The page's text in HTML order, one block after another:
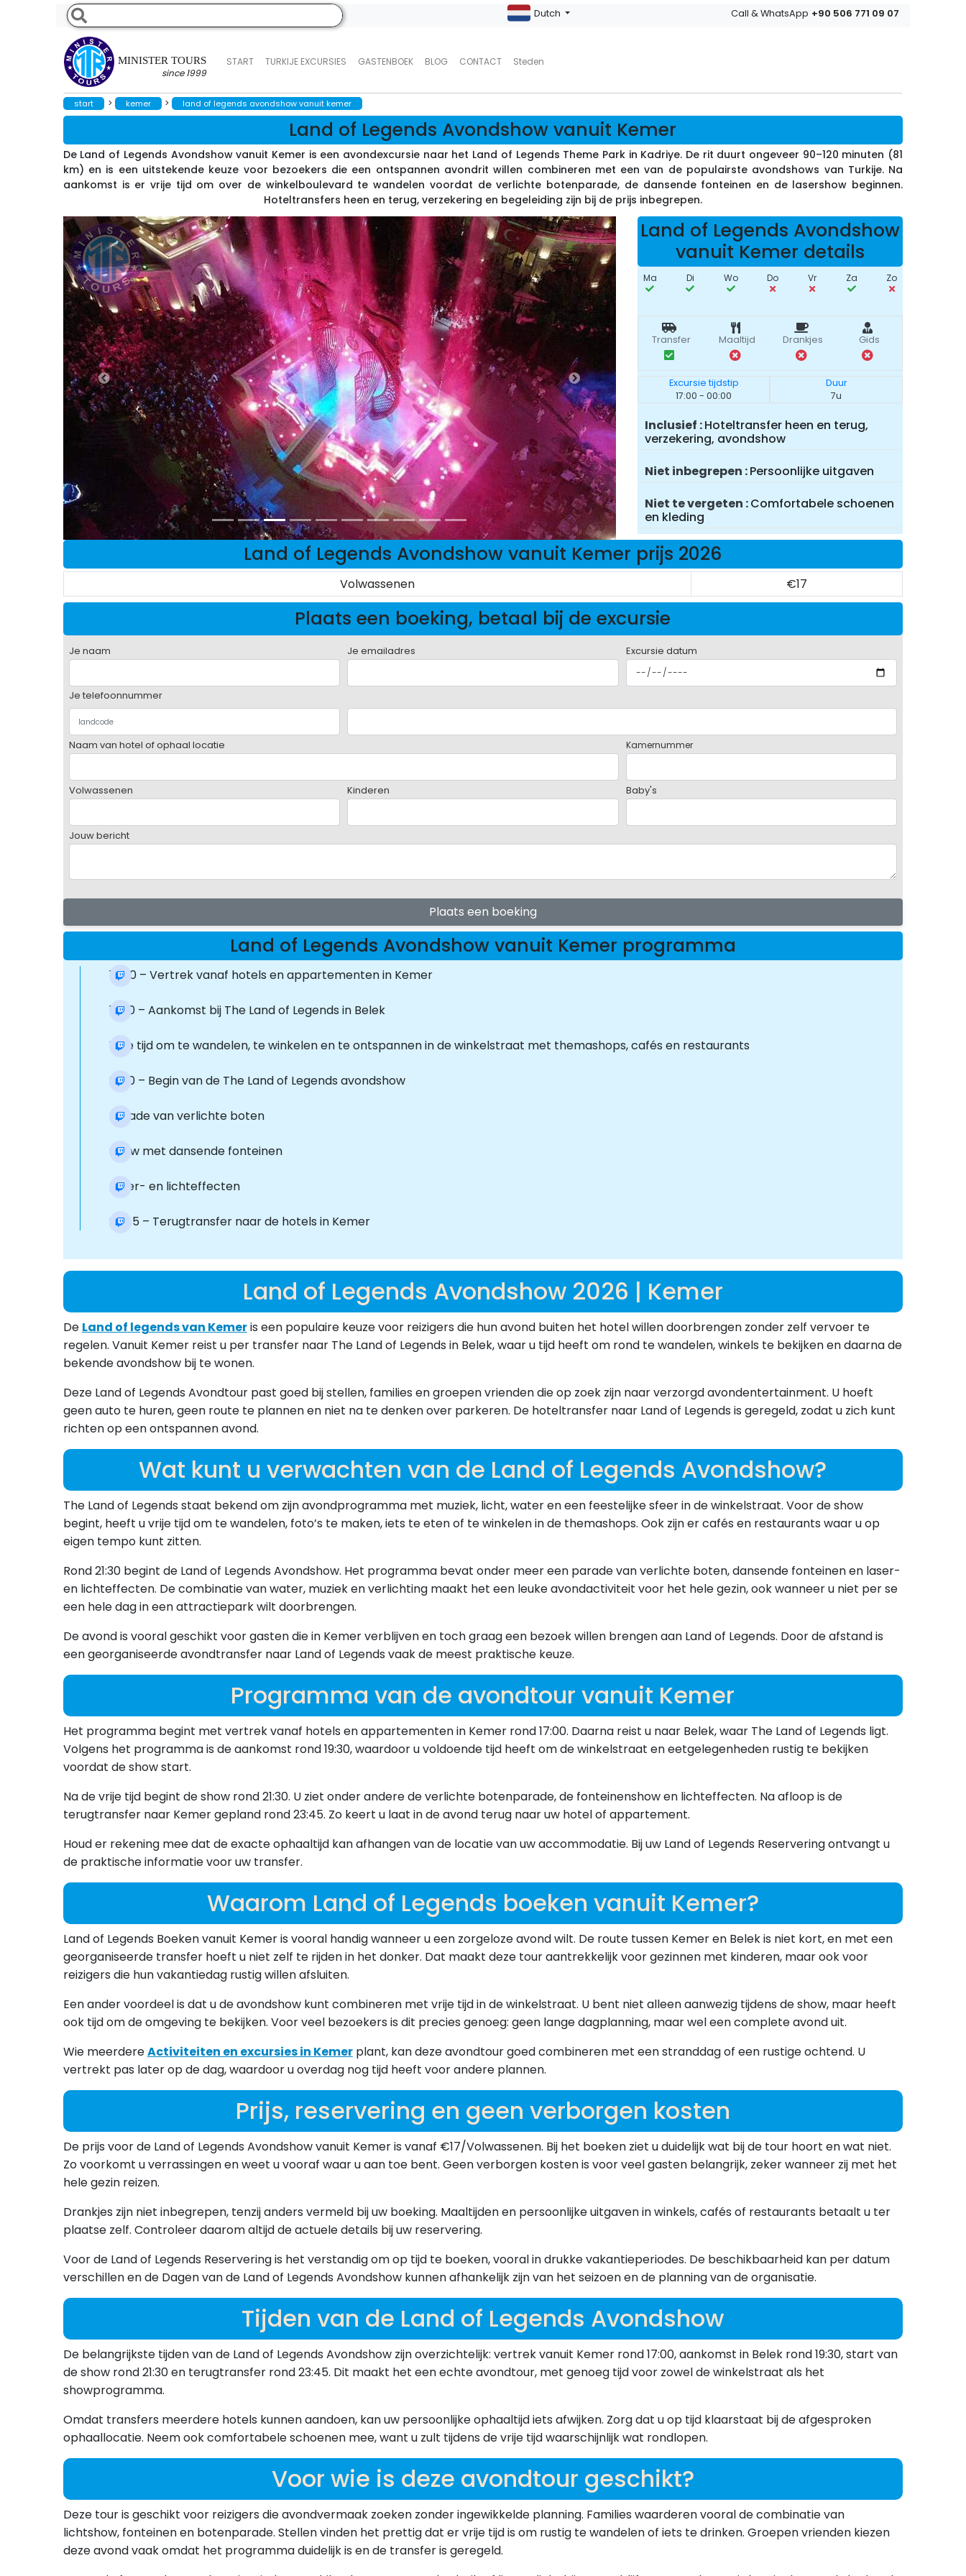
MINISTER TOURS
since 1999
START TURKIJE EXCURSIES GASTENBOEK BLOG CONTACT Steden
Dutch Call & WhatsApp +90 506 771 09 07
start > kemer > land of legends avondshow vanuit kemer
Land of Legends Avondshow vanuit Kemer
De Land of Legends Avondshow vanuit Kemer is een avondexcursie naar het Land of Legends Theme Park in Kadriye. De rit duurt ongeveer 90–120 minuten (81
km) en is een uitstekende keuze voor bezoekers die een ontspannen avondrit willen combineren met een van de populairste avondshows van Turkije. Na
aankomst is er vrije tijd om over de winkelboulevard te wandelen voordat de verlichte botenparade, de dansende fonteinen en de lasershow beginnen.
Hoteltransfers heen en terug, verzekering en begeleiding zijn bij de prijs inbegrepen.
Land of Legends Avondshow
vanuit Kemer details
Ma Di Wo Do Vr Za Zo
Transfer Maaltijd Drankjes Gids
Excursie tijdstip
17:00 - 00:00
Duur
7u
Inclusief Hoteltransfer heen en terug,
verzekering, avondshow
Niet inbegrepen Persoonlijke uitgaven
Niet te vergeten Comfortabele schoenen
en kleding
Land of Legends Avondshow vanuit Kemer prijs 2026
Volwassenen €17
Plaats een boeking, betaal bij de excursie
Je naam Je emailadres Excursie datum
Je telefoonnummer
Naam van hotel of ophaal locatie Kamernummer
Volwassenen Kinderen Baby's
Jouw bericht
Plaats een boeking
Land of Legends Avondshow vanuit Kemer programma
17:00 – Vertrek vanaf hotels en appartementen in Kemer
19:30 – Aankomst bij The Land of Legends in Belek
Vrije tijd om te wandelen, te winkelen en te ontspannen in de winkelstraat met themashops, cafés en restaurants
21:30 – Begin van de The Land of Legends avondshow
Parade van verlichte boten
Show met dansende fonteinen
Laser- en lichteffecten
23:45 – Terugtransfer naar de hotels in Kemer
Land of Legends Avondshow 2026 | Kemer
De Land of legends van Kemeris een populaire keuze voor reizigers die hun avond buiten het hotel willen doorbrengen zonder zelf vervoer te
regelen. Vanuit Kemer reist u per transfer naar The Land of Legends in Belek, waar u tijd heeft om rond te wandelen, winkels te bekijken en daarna de
bekende avondshow bij te wonen.
Deze Land of Legends Avondtour past goed bij stellen, families en groepen vrienden die op zoek zijn naar verzorgd avondentertainment. U hoeft
geen auto te huren, geen route te plannen en niet na te denken over parkeren. De hoteltransfer naar Land of Legends is geregeld, zodat u zich kunt
richten op een ontspannen avond.
Wat kunt u verwachten van de Land of Legends Avondshow?
The Land of Legends staat bekend om zijn avondprogramma met muziek, licht, water en een feestelijke sfeer in de winkelstraat. Voor de show
begint, heeft u vrije tijd om te wandelen, foto’s te maken, iets te eten of te winkelen in de themashops. Ook zijn er cafés en restaurants waar u op
eigen tempo kunt zitten.
Rond 21:30 begint de Land of Legends Avondshow. Het programma bevat onder meer een parade van verlichte boten, dansende fonteinen en laser-
en lichteffecten. De combinatie van water, muziek en verlichting maakt het een leuke avondactiviteit voor het hele gezin, ook wanneer u niet per se
een hele dag in een attractiepark wilt doorbrengen.
De avond is vooral geschikt voor gasten die in Kemer verblijven en toch graag een bezoek willen brengen aan Land of Legends. Door de afstand is
een georganiseerde avondtransfer naar Land of Legends vaak de meest praktische keuze.
Programma van de avondtour vanuit Kemer
Het programma begint met vertrek vanaf hotels en appartementen in Kemer rond 17:00. Daarna reist u naar Belek, waar The Land of Legends ligt.
Volgens het programma is de aankomst rond 19:30, waardoor u voldoende tijd heeft om de winkelstraat en eetgelegenheden rustig te bekijken
voordat de show start.
Na de vrije tijd begint de show rond 21:30. U ziet onder andere de verlichte botenparade, de fonteinenshow en lichteffecten. Na afloop is de
terugtransfer naar Kemer gepland rond 23:45. Zo keert u laat in de avond terug naar uw hotel of appartement.
Houd er rekening mee dat de exacte ophaaltijd kan afhangen van de locatie van uw accommodatie. Bij uw Land of Legends Reservering ontvangt u
de praktische informatie voor uw transfer.
Waarom Land of Legends boeken vanuit Kemer?
Land of Legends Boeken vanuit Kemer is vooral handig wanneer u een zorgeloze avond wilt. De route tussen Kemer en Belek is niet kort, en met een
georganiseerde transfer hoeft u niet zelf te rijden in het donker. Dat maakt deze tour aantrekkelijk voor gezinnen met kinderen, maar ook voor
reizigers die hun vakantiedag rustig willen afsluiten.
Een ander voordeel is dat u de avondshow kunt combineren met vrije tijd in de winkelstraat. U bent niet alleen aanwezig tijdens de show, maar heeft
ook tijd om de omgeving te bekijken. Voor veel bezoekers is dit precies genoeg: geen lange dagplanning, maar wel een complete avond uit.
Wie meerdereActiviteiten en excursies in Kemerplant, kan deze avondtour goed combineren met een stranddag of een rustige ochtend. U
vertrekt pas later op de dag, waardoor u overdag nog tijd heeft voor andere plannen.
Prijs, reservering en geen verborgen kosten
De prijs voor de Land of Legends Avondshow vanuit Kemer is vanaf €17/Volwassenen. Bij het boeken ziet u duidelijk wat bij de tour hoort en wat niet.
Zo voorkomt u verrassingen en weet u vooraf waar u aan toe bent. Geen verborgen kosten is voor veel gasten belangrijk, zeker wanneer zij met het
hele gezin reizen.
Drankjes zijn niet inbegrepen, tenzij anders vermeld bij uw boeking. Maaltijden en persoonlijke uitgaven in winkels, cafés of restaurants betaalt u ter
plaatse zelf. Controleer daarom altijd de actuele details bij uw reservering.
Voor de Land of Legends Reservering is het verstandig om op tijd te boeken, vooral in drukke vakantieperiodes. De beschikbaarheid kan per datum
verschillen en de Dagen van de Land of Legends Avondshow kunnen afhankelijk zijn van het seizoen en de planning van de organisatie.
Tijden van de Land of Legends Avondshow
De belangrijkste tijden van de Land of Legends Avondshow zijn overzichtelijk: vertrek vanuit Kemer rond 17:00, aankomst in Belek rond 19:30, start van
de show rond 21:30 en terugtransfer rond 23:45. Dit maakt het een echte avondtour, met genoeg tijd voor zowel de winkelstraat als het
showprogramma.
Omdat transfers meerdere hotels kunnen aandoen, kan uw persoonlijke ophaaltijd iets afwijken. Zorg dat u op tijd klaarstaat bij de afgesproken
ophaallocatie. Neem ook comfortabele schoenen mee, want u zult tijdens de vrije tijd waarschijnlijk wat rondlopen.
Voor wie is deze avondtour geschikt?
Deze tour is geschikt voor reizigers die avondvermaak zoeken zonder ingewikkelde planning. Families waarderen vooral de combinatie van
lichtshow, fonteinen en botenparade. Stellen vinden het prettig dat er vrije tijd is om rustig te wandelen of iets te drinken. Groepen vrienden kiezen
deze avond vaak omdat het programma duidelijk is en de transfer is geregeld.